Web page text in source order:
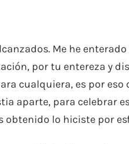
Me he
por tu entereza y
cualquiera, es por eso
aparte, para celebrar
obtenido lo hiciste por